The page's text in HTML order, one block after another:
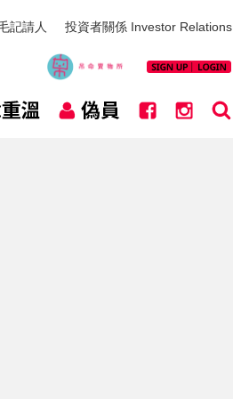
記請人 投資者關係 Investor Relations